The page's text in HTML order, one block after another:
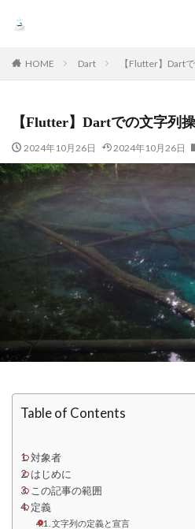
HOME Dart 【Flutter】Dart
【Flutter】Dartでの文字列
2024年10月26日 2024年10月26日
Table of Contents
対象者
はじめに
この記事の範囲
定義
文字列の定義と宣言